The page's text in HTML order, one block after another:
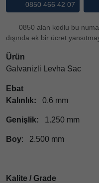
0850 466 42 07
0850 alan kodlu bu
dışında ek bir ücret
Ürün
Galvanizli Levha Sac
Ebat
Kalınlık:
0,6 mm
Genişlik: 1.250 mm
Boy: 2.500 mm
Kalite / Grade